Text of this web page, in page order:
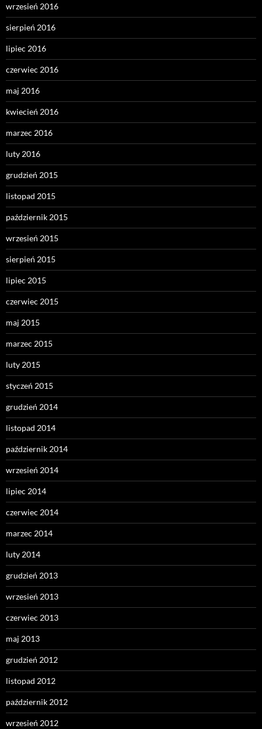
wrzesień 2016
sierpień 2016
lipiec 2016
czerwiec 2016
maj 2016
kwiecień 2016
marzec 2016
luty 2016
grudzień 2015
listopad 2015
październik 2015
wrzesień 2015
sierpień 2015
lipiec 2015
czerwiec 2015
maj 2015
marzec 2015
luty 2015
styczeń 2015
grudzień 2014
listopad 2014
październik 2014
wrzesień 2014
lipiec 2014
czerwiec 2014
marzec 2014
luty 2014
grudzień 2013
wrzesień 2013
czerwiec 2013
maj 2013
grudzień 2012
listopad 2012
październik 2012
wrzesień 2012